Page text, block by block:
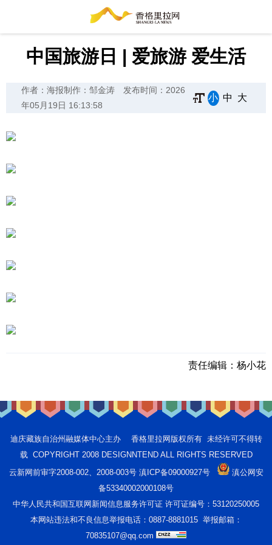
中国旅游日 | 爱旅游 爱生活
作者：海报制作：邹金涛
发布时间：2026
年05月19日 16:13:58
小 中 大
责任编辑： 杨小花
迪庆藏族自治州融媒体中心主办 香格里拉网版权所有 未经许可不得转
载 COPYRIGHT 2008 DESIGNNTEND ALL RIGHTS RESERVED
云新网前审字2008-002、2008-003号 滇ICP备09000927号
滇公网安
备53340002000108号
中华人民共和国互联网新闻信息服务许可证 许可证编号：53120250005
本网站违法和不良信息举报电话：0887-8881015 举报邮箱：
70835107@qq.com